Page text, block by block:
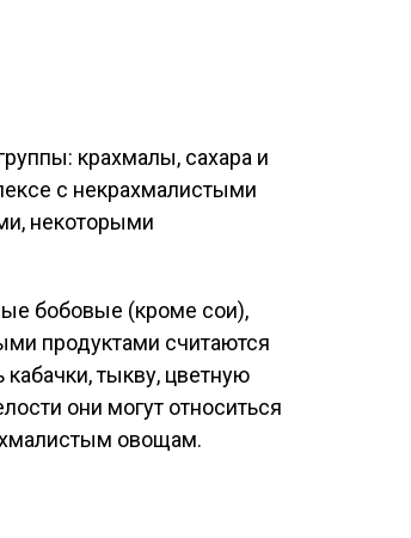
крахмалы, сахара и
с некрахмалистыми
некоторыми
бобовые (кроме сои),
продуктами считаются
тыкву, цветную
они могут относиться
овощам.